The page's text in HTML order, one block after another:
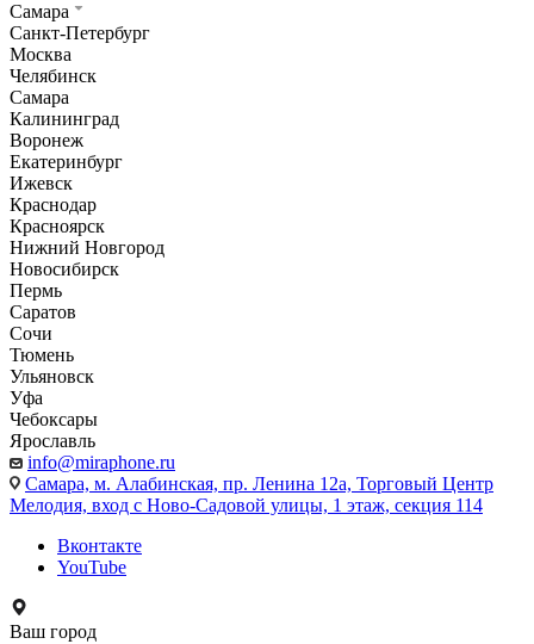
Самара
Санкт-Петербург
Москва
Челябинск
Самара
Калининград
Воронеж
Екатеринбург
Ижевск
Краснодар
Красноярск
Нижний Новгород
Новосибирск
Пермь
Саратов
Сочи
Тюмень
Ульяновск
Уфа
Чебоксары
Ярославль
info@miraphone.ru
Самара, м. Алабинская, пр. Ленина 12а, Торговый Центр
Мелодия, вход с Ново-Садовой улицы, 1 этаж, секция 114
Вконтакте
YouTube
Ваш город